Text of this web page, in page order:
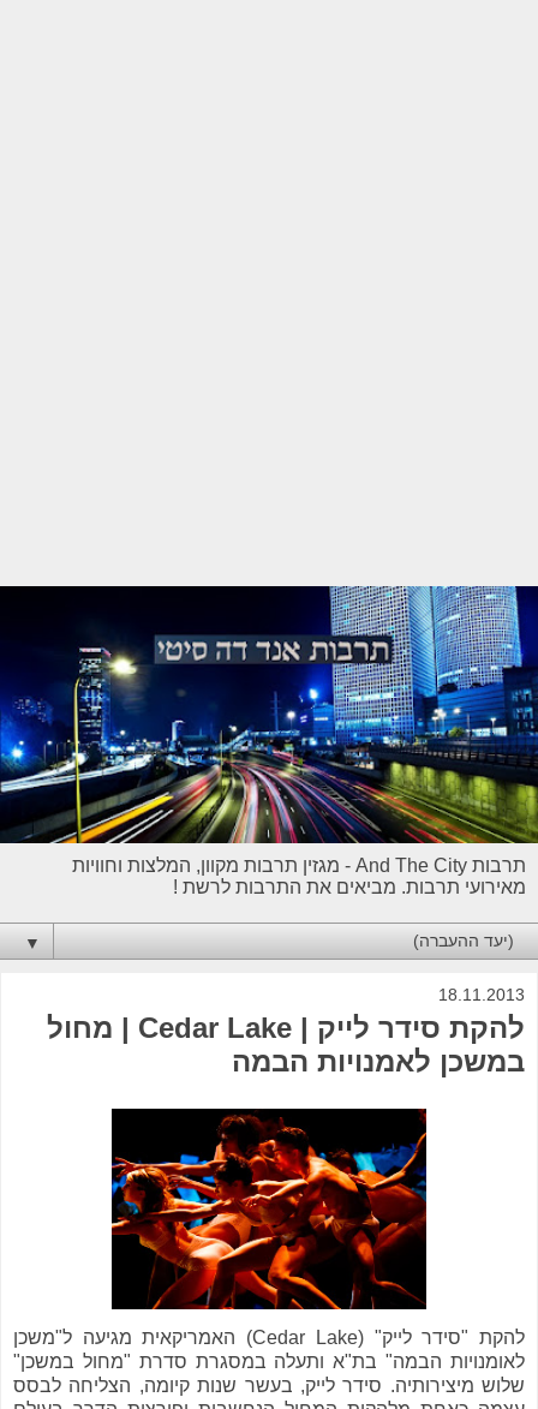
תרבות And The City - מגזין תרבות מקוון, המלצות וחוויות
מאירועי תרבות. מביאים את התרבות לרשת !
▼
18.11.2013
להקת סידר לייק | Cedar Lake | מחול
במשכן לאמנויות הבמה
להקת "סידר לייק" (Cedar Lake) האמריקאית מגיעה ל"משכן
לאומנויות הבמה" בת"א ותעלה במסגרת סדרת "מחול במשכן"
שלוש מיצירותיה. סידר לייק, בעשר שנות קיומה, הצליחה לבסס